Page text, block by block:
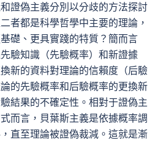
證偽主義分別以分歧的方法探討
者都是科學哲學中主要的理論，
礎、更具實踐的特質？簡而言
驗知識（先驗概率）和新證據
新的資料對理論的信賴度（后驗
的先驗概率和后驗概率的更換新
結果的不確定性。相對于證偽主
而言，貝葉斯主義是依據概率調
直至理論被證偽裁減。這就是漸